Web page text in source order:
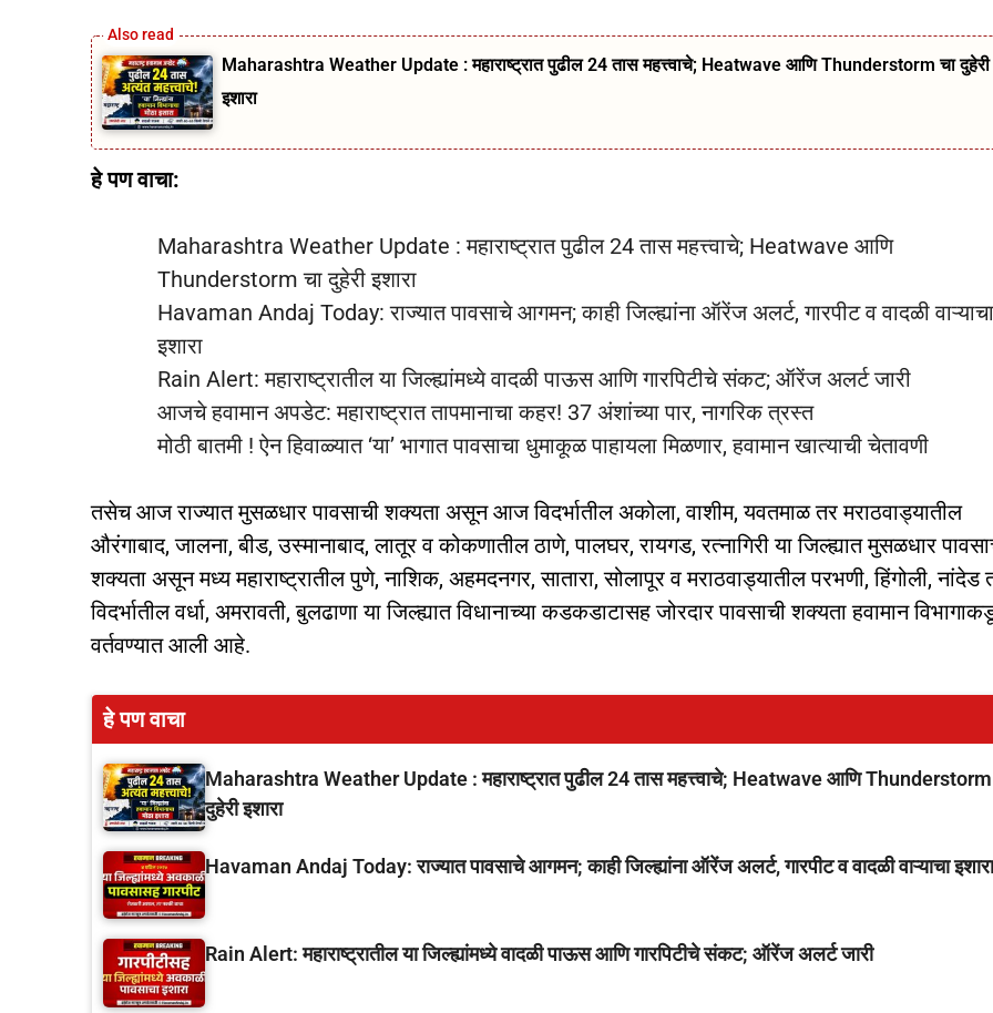
Maharashtra Weather Update : महाराष्ट्रात पुढील 24 तास महत्त्वाचे; Heatwave आणि Thunderstorm चा दुहेरी
इशारा
हे पण वाचा:
Maharashtra Weather Update : महाराष्ट्रात पुढील 24 तास महत्त्वाचे; Heatwave आणि
Thunderstorm चा दुहेरी इशारा
Havaman Andaj Today: राज्यात पावसाचे आगमन; काही जिल्ह्यांना ऑरेंज अलर्ट, गारपीट व वादळी वाऱ्याचा
इशारा
Rain Alert: महाराष्ट्रातील या जिल्ह्यांमध्ये वादळी पाऊस आणि गारपिटीचे संकट; ऑरेंज अलर्ट जारी
आजचे हवामान अपडेट: महाराष्ट्रात तापमानाचा कहर! 37 अंशांच्या पार, नागरिक त्रस्त
मोठी बातमी ! ऐन हिवाळ्यात ‘या’ भागात पावसाचा धुमाकूळ पाहायला मिळणार, हवामान खात्याची चेतावणी
तसेच आज राज्यात मुसळधार पावसाची शक्यता असून आज विदर्भातील अकोला, वाशीम, यवतमाळ तर मराठवाड्यातील
औरंगाबाद, जालना, बीड, उस्मानाबाद, लातूर व कोकणातील ठाणे, पालघर, रायगड, रत्नागिरी या जिल्ह्यात मुसळधार
शक्यता असून मध्य महाराष्ट्रातील पुणे, नाशिक, अहमदनगर, सातारा, सोलापूर व मराठवाड्यातील परभणी, हिंगोली, नांदेड
विदर्भातील वर्धा, अमरावती, बुलढाणा या जिल्ह्यात विधानाच्या कडकडाटासह जोरदार पावसाची शक्‍यता हवामान
वर्तवण्यात आली आहे.
हे पण वाचा
Maharashtra Weather Update : महाराष्ट्रात पुढील 24 तास महत्त्वाचे; Heatwave आणि Thunderstorm
दुहेरी इशारा
Havaman Andaj Today: राज्यात पावसाचे आगमन; काही जिल्ह्यांना ऑरेंज अलर्ट, गारपीट व वादळी वाऱ्याचा इशारा
Rain Alert: महाराष्ट्रातील या जिल्ह्यांमध्ये वादळी पाऊस आणि गारपिटीचे संकट; ऑरेंज अलर्ट जारी